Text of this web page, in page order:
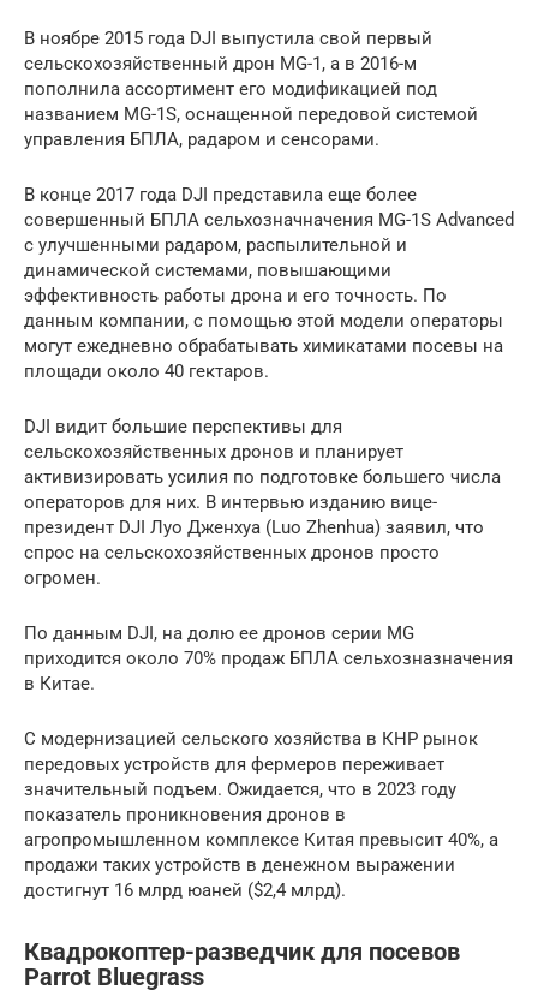
В ноябре 2015 года DJI выпустила свой первый
сельскохозяйственный дрон MG-1, а в 2016-м
пополнила ассортимент его модификацией под
названием MG-1S, оснащенной передовой системой
управления БПЛА, радаром и сенсорами.
В конце 2017 года DJI представила еще более
совершенный БПЛА сельхозначначения MG-1S Advanced
с улучшенными радаром, распылительной и
динамической системами, повышающими
эффективность работы дрона и его точность. По
данным компании, с помощью этой модели операторы
могут ежедневно обрабатывать химикатами посевы на
площади около 40 гектаров.
DJI видит большие перспективы для
сельскохозяйственных дронов и планирует
активизировать усилия по подготовке большего числа
операторов для них. В интервью изданию вице-
президент DJI Луо Дженхуа (Luo Zhenhua) заявил, что
спрос на сельскохозяйственных дронов просто
огромен.
По данным DJI, на долю ее дронов серии MG
приходится около 70% продаж БПЛА сельхозназначения
в Китае.
С модернизацией сельского хозяйства в КНР рынок
передовых устройств для фермеров переживает
значительный подъем. Ожидается, что в 2023 году
показатель проникновения дронов в
агропромышленном комплексе Китая превысит 40%, а
продажи таких устройств в денежном выражении
достигнут 16 млрд юаней ($2,4 млрд).
Квадрокоптер-разведчик для посевов
Parrot Bluegrass